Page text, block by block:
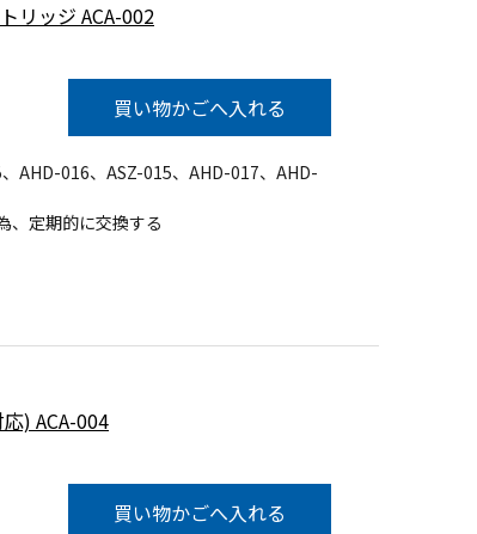
リッジ ACA-002
買い物かごへ入れる
AHD-016、ASZ-015、AHD-017、AHD-
定期的に交換する
) ACA-004
買い物かごへ入れる